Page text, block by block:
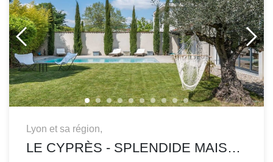
Lyon et sa région,
LE CYPRÈS - SPLENDIDE MAISON BOURGEOISE